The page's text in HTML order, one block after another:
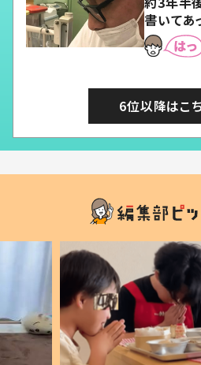
書いてあ
6位以降はこ